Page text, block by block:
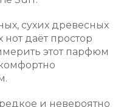
сухих древесных
даёт простор
этот парфюм
и невероятно